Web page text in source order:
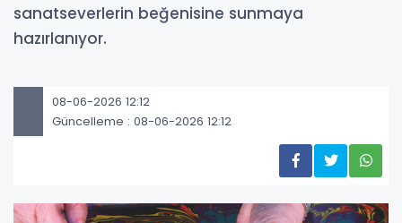
sanatseverlerin beğenisine sunmaya
hazırlanıyor.
08-06-2026 12:12
Güncelleme : 08-06-2026 12:12